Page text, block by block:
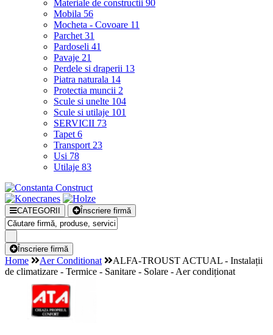
Materiale de constructii 90
Mobila 56
Mocheta - Covoare 11
Parchet 31
Pardoseli 41
Pavaje 21
Perdele si draperii 13
Piatra naturala 14
Protectia muncii 2
Scule si unelte 104
Scule si utilaje 101
SERVICII 73
Tapet 6
Transport 23
Usi 78
Utilaje 83
CATEGORII Înscriere firmă
Înscriere firmă
Home Aer Conditionat
ALFA-TROUST ACTUAL - Instalații
de climatizare - Termice - Sanitare - Solare - Aer condiționat